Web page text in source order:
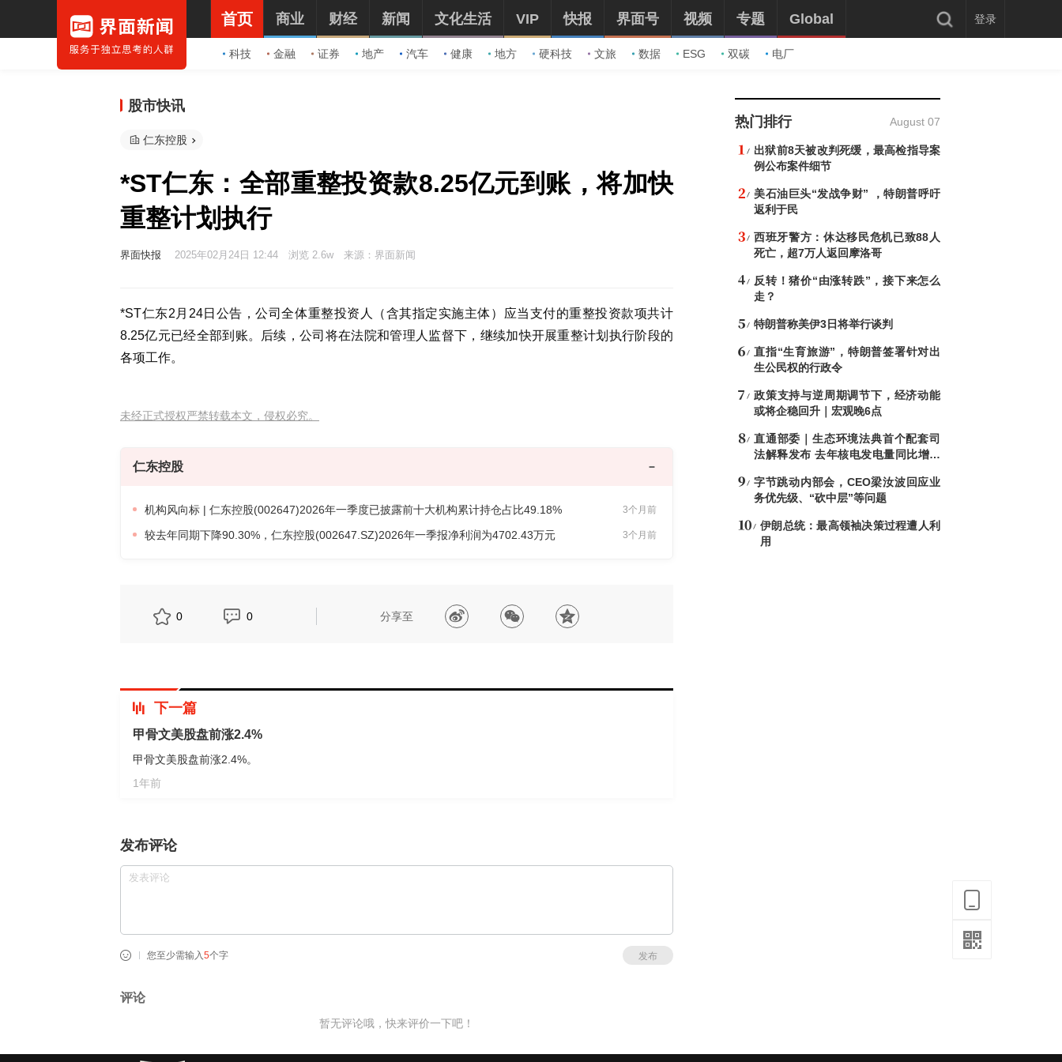
首页
科技 金融 证券 地产 汽车 健康 地方 硬科技 文旅 数据 ESG 双碳 电厂
商业 财经 新闻 文化生活 VIP 快报 界面号 视频 专题 Global 登录
股市快讯
仁东控股
*ST仁东：全部重整投资款8.25亿元到账，将加快
重整计划执行
界面快报 2025年02月24日 12:44 浏览 2.6w 来源：界面新闻
*ST仁东2月24日公告，公司全体重整投资人（含其指定实施主体）应当支付的重整投资款项共计
8.25亿元已经全部到账。后续，公司将在法院和管理人监督下，继续加快开展重整计划执行阶段的
各项工作。
未经正式授权严禁转载本文，侵权必究。
仁东控股
机构风向标 | 仁东控股(002647)2026年一季度已披露前十大机构累计持仓占比49.18% 3个月前
较去年同期下降90.30%，仁东控股(002647.SZ)2026年一季报净利润为4702.43万元 3个月前
0 0 分享至
下一篇
甲骨文美股盘前涨2.4%
甲骨文美股盘前涨2.4%。
1年前
发布评论
您至少需输入 5个字 发布
评论
暂无评论哦，快来评价一下吧！
热门排行 August 07
出狱前8天被改判死缓，最高检指导案
例公布案件细节
美石油巨头“发战争财” ，特朗普呼吁
返利于民
西班牙警方：休达移民危机已致88人
死亡，超7万人返回摩洛哥
反转！猪价“由涨转跌”，接下来怎么
走？
特朗普称美伊3日将举行谈判
直指“生育旅游”，特朗普签署针对出
生公民权的行政令
政策支持与逆周期调节下，经济动能
或将企稳回升｜宏观晚6点
直通部委｜生态环境法典首个配套司
法解释发布 去年核电发电量同比增加
字节跳动内部会，CEO梁汝波回应业
务优先级、“砍中层”等问题
伊朗总统：最高领袖决策过程遭人利
用